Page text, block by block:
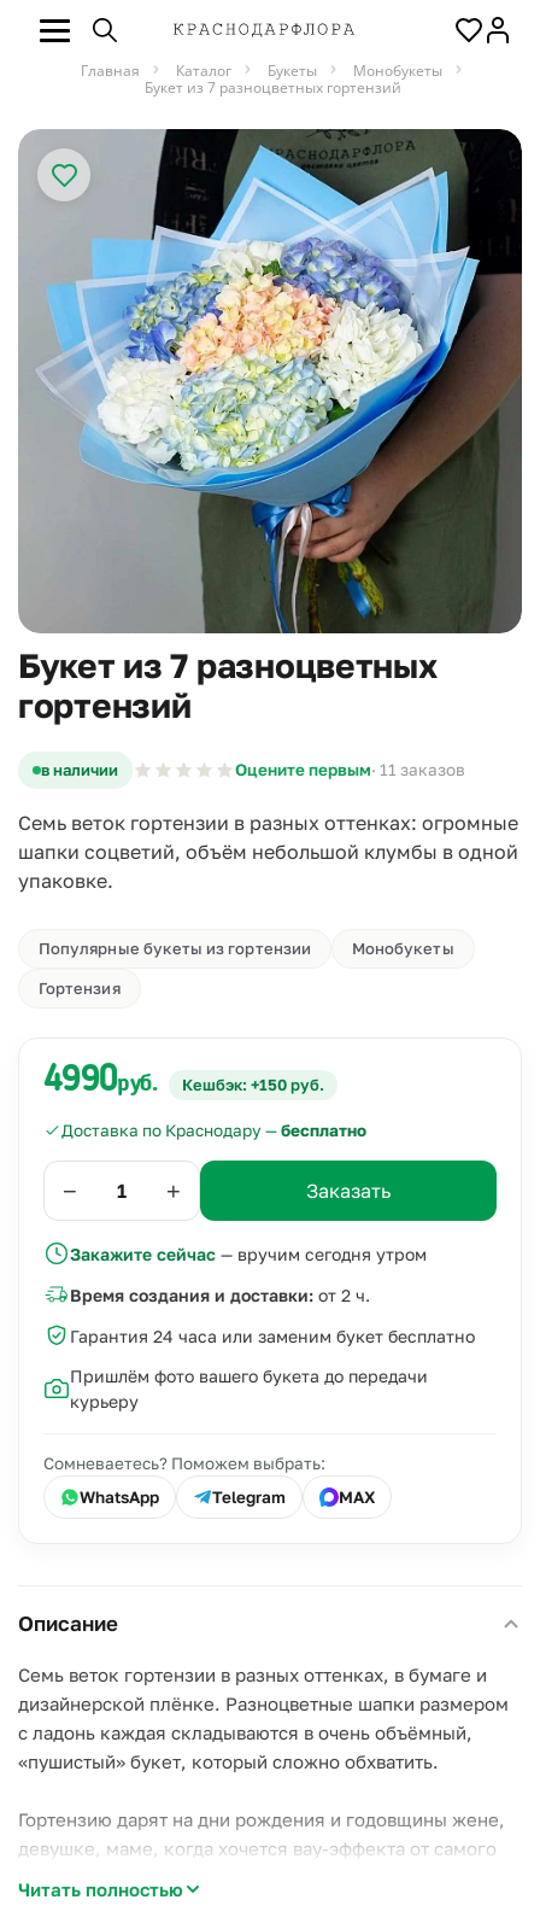
Главная Каталог Букеты
Монобукеты
Букет из 7 разноцветных гортензий
Букет из 7 разноцветных
гортензий
в наличии Оцените первым· 11 заказов
Семь веток гортензии в разных оттенках: огромные
шапки соцветий, объём небольшой клумбы в одной
упаковке.
Популярные букеты из гортензии Монобукеты
Гортензия
4990руб. Кешбэк: +150 руб.
Доставка по Краснодару —бесплатно
− + Заказать
Закажите сейчас — вручим сегодня утром
Время создания и доставки: от 2 ч.
Гарантия 24 часа или заменим букет бесплатно
Пришлём фото вашего букета до передачи
курьеру
Сомневаетесь? Поможем выбрать:
WhatsApp
Telegram MAX
Описание
Семь веток гортензии в разных оттенках, в бумаге и
дизайнерской плёнке. Разноцветные шапки размером
с ладонь каждая складываются в очень объёмный,
«пушистый» букет, который сложно обхватить.
Гортензию дарят на дни рождения и годовщины жене,
девушке, маме, когда хочется вау-эффекта от самого
Читать полностью